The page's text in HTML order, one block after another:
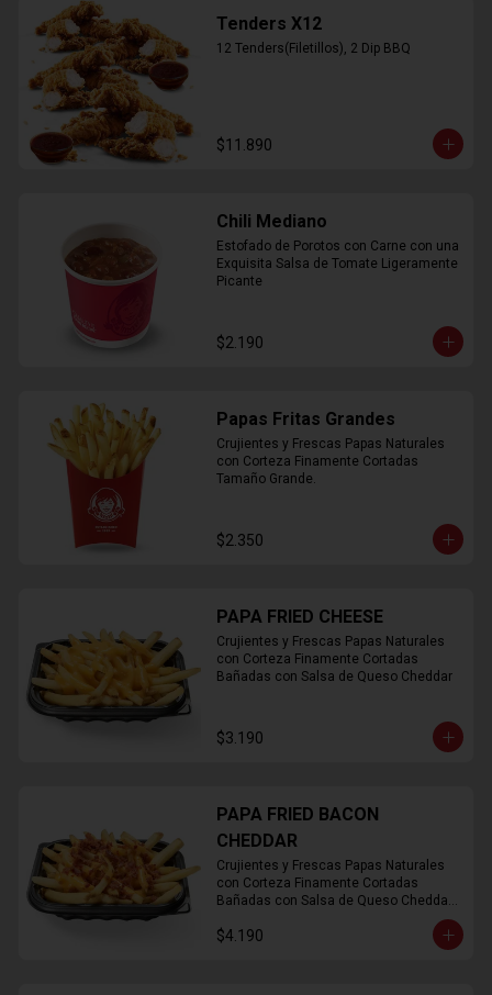
Tenders X12
12 Tenders(Filetillos), 2 Dip BBQ
$11.890
Chili Mediano
Estofado de Porotos con Carne con una
Exquisita Salsa de Tomate Ligeramente
Picante
$2.190
Papas Fritas Grandes
Crujientes y Frescas Papas Naturales
con Corteza Finamente Cortadas
Tamaño Grande.
$2.350
PAPA FRIED CHEESE
Crujientes y Frescas Papas Naturales
con Corteza Finamente Cortadas
Bañadas con Salsa de Queso Cheddar
$3.190
PAPA FRIED BACON
CHEDDAR
Crujientes y Frescas Papas Naturales
con Corteza Finamente Cortadas
Bañadas con Salsa de Queso Cheddar
$4.190